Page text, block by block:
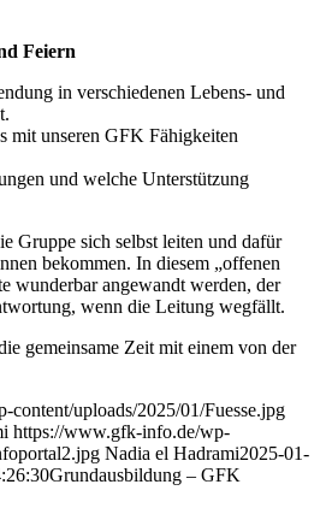
Feiern
in verschiedenen Lebens- und
mit unseren GFK Fähigkeiten
und welche Unterstützung
Gruppe sich selbst leiten und dafür
bekommen. In diesem „offenen
wunderbar angewandt werden, der
wenn die Leitung wegfällt.
gemeinsame Zeit mit einem von der
uploads/2025/01/Fuesse.jpg
https://www.gfk-info.de/wp-
Nadia el Hadrami2025-01-
Grundausbildung – GFK